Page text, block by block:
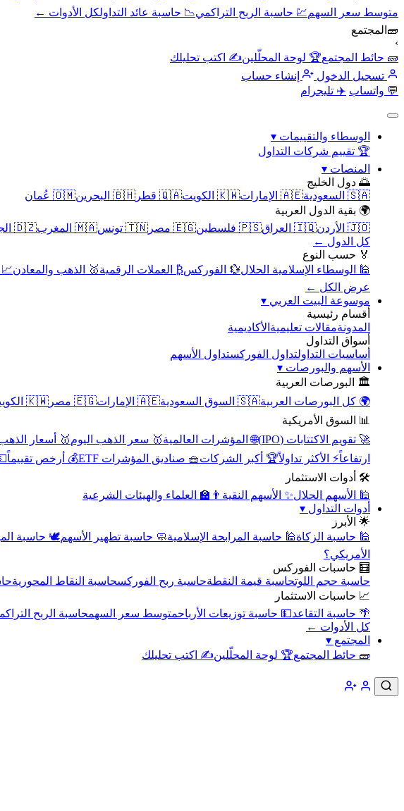
متوسط سعر السهم💹 حاسبة الربح التراكمي📉 حاسبة عائد التداولكل الأدوات ←
🧱 المجتمع
›
🧱 حائط المجتمع🏆 لوحة المحلّلين✍️ اكتب تحليلك
تسجيل الدخول
إنشاء حساب
💬 واتساب ✈️ تليجرام
الوسطاء والتقييمات ▾
🏆 تقييم شركات التداول
المنصات ▾
🌅 دول الخليج
🇸🇦 السعودية
🇦🇪 الإمارات 🇰🇼 الكويت 🇶🇦 قطر 🇧🇭 البحرين
🇴🇲 عُمان
🌍 بقية الدول العربية
🇯🇴 الأردن
🇮🇶 العراق 🇵🇸 فلسطين 🇪🇬 مصر 🇹🇳 تونس 🇲🇦 المغرب 🇩🇿 الجزائر
كل الدول ←
🏅 حسب النوع
🕌 الوسطاء الإسلامية الحلال💱 الفوركس₿ العملات الرقمية🥇 الذهب والمعادن📈
عرض الكل ←
موسوعة البيت العربي ▾
أقسام رئيسية
المدونةمقالات تعليمية الأكاديمية
أسواق التداول
أساسيات التداولتداول الفوركستداول الأسهم
الأسهم والبورصات ▾
🏛️ البورصات العربية
🌍 كل البورصات العربية🇸🇦 السوق السعودية 🇦🇪 الإمارات 🇪🇬 مصر 🇰🇼 الكويت
📊 السوق الأمريكية
🚀 تقويم الاكتتابات (IPO)
🌐 المؤشرات العالمية🥇 سعر الذهب اليوم🥇 أسعار
ارتفاعاً⚡ الأكثر تداولاً🏆 أكبر الشركات🧺 صناديق المؤشرات ETF 💰 أرخص تقييماً
🛠️ أدوات الاستثمار
🕌 الأسهم الحلال✨ الأسهم النقية 👨‍🏫 العلماء والهيئات الشرعية
أدوات التداول ▾
🌟 الأبرز
🕌 حاسبة الزكاة🕌 حاسبة المرابحة الإسلامية🧼 حاسبة تطهير الأسهم🕊️ حاسبة
الأمريكي؟
🧮 حاسبات الفوركس
حاسبة حجم اللوتحاسبة قيمة النقطةحاسبة ربح الفوركسحاسبة النقاط المحورية
📈 حاسبات الاستثمار
🌴 حاسبة التقاعد💵 حاسبة توزيعات الأرباحمتوسط سعر السهمحاسبة الربح
كل الأدوات ←
المجتمع ▾
🧱 حائط المجتمع🏆 لوحة المحلّلين✍️ اكتب تحليلك